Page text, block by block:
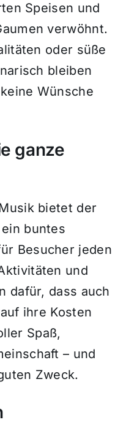
Speisen und
verwöhnt.
oder süße
bleiben
Wünsche
ganze
bietet der
buntes
Besucher jeden
und
dafür, dass auch
ihre Kosten
Spaß,
– und
Zweck.